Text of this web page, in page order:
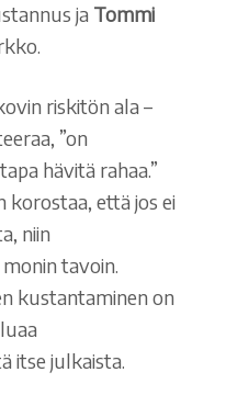
ja Tommi
riskitön ala –
”on
hävitä rahaa.”
että jos ei
niin
tavoin.
kustantaminen on
itse julkaista.